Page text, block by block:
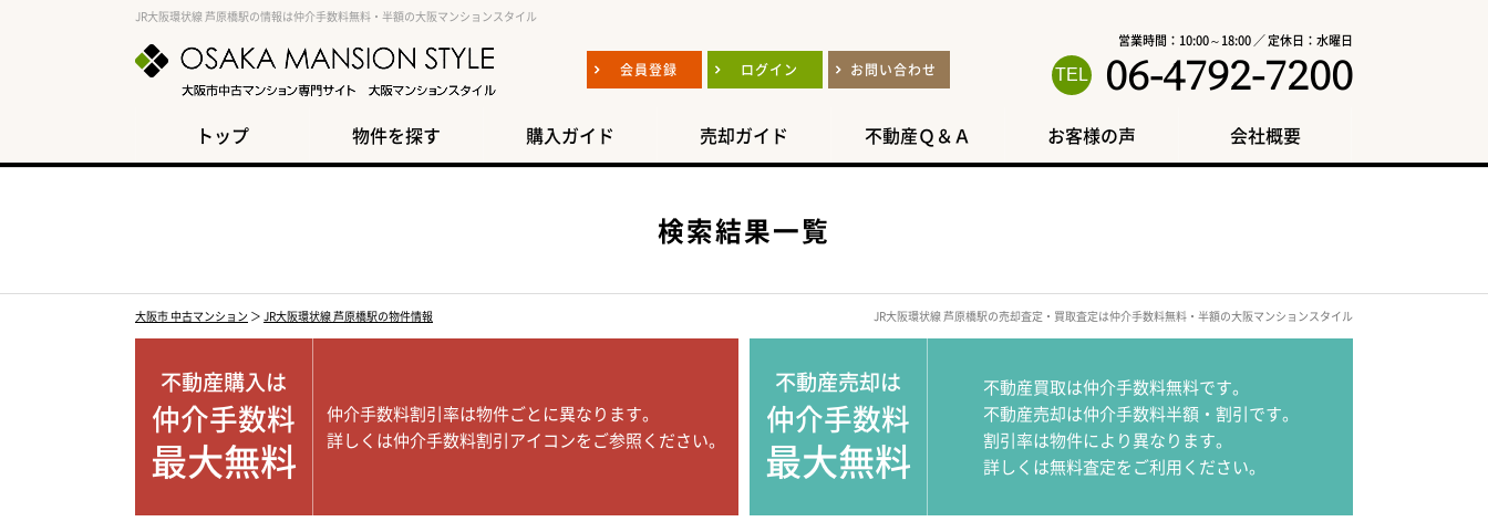
JR大阪環状線 芦原橋駅の情報は仲介手数料無料・半額の大阪マンションスタイル
会員登録 ログイン お問い合わせ
営業時間：10:00～18:00 ／ 定休日：水曜日
06-4792-7200
トップ 物件を探す 購入ガイド 売却ガイド 不動産Ｑ＆Ａ お客様の声 会社概要
検索結果一覧
大阪市 中古マンション ＞ JR大阪環状線 芦原橋駅の物件情報 JR大阪環状線 芦原橋駅の売却査定・買取査定は仲介手数料無料・半額の大阪マンションスタイル
不動産購入は
仲介手数料
最大無料
仲介手数料割引率は物件ごとに異なります。
詳しくは仲介手数料割引アイコンをご参照ください。
不動産売却は
仲介手数料
最大無料
不動産買取は仲介手数料無料です。
不動産売却は仲介手数料半額・割引です。
割引率は物件により異なります。
詳しくは無料査定をご利用ください。